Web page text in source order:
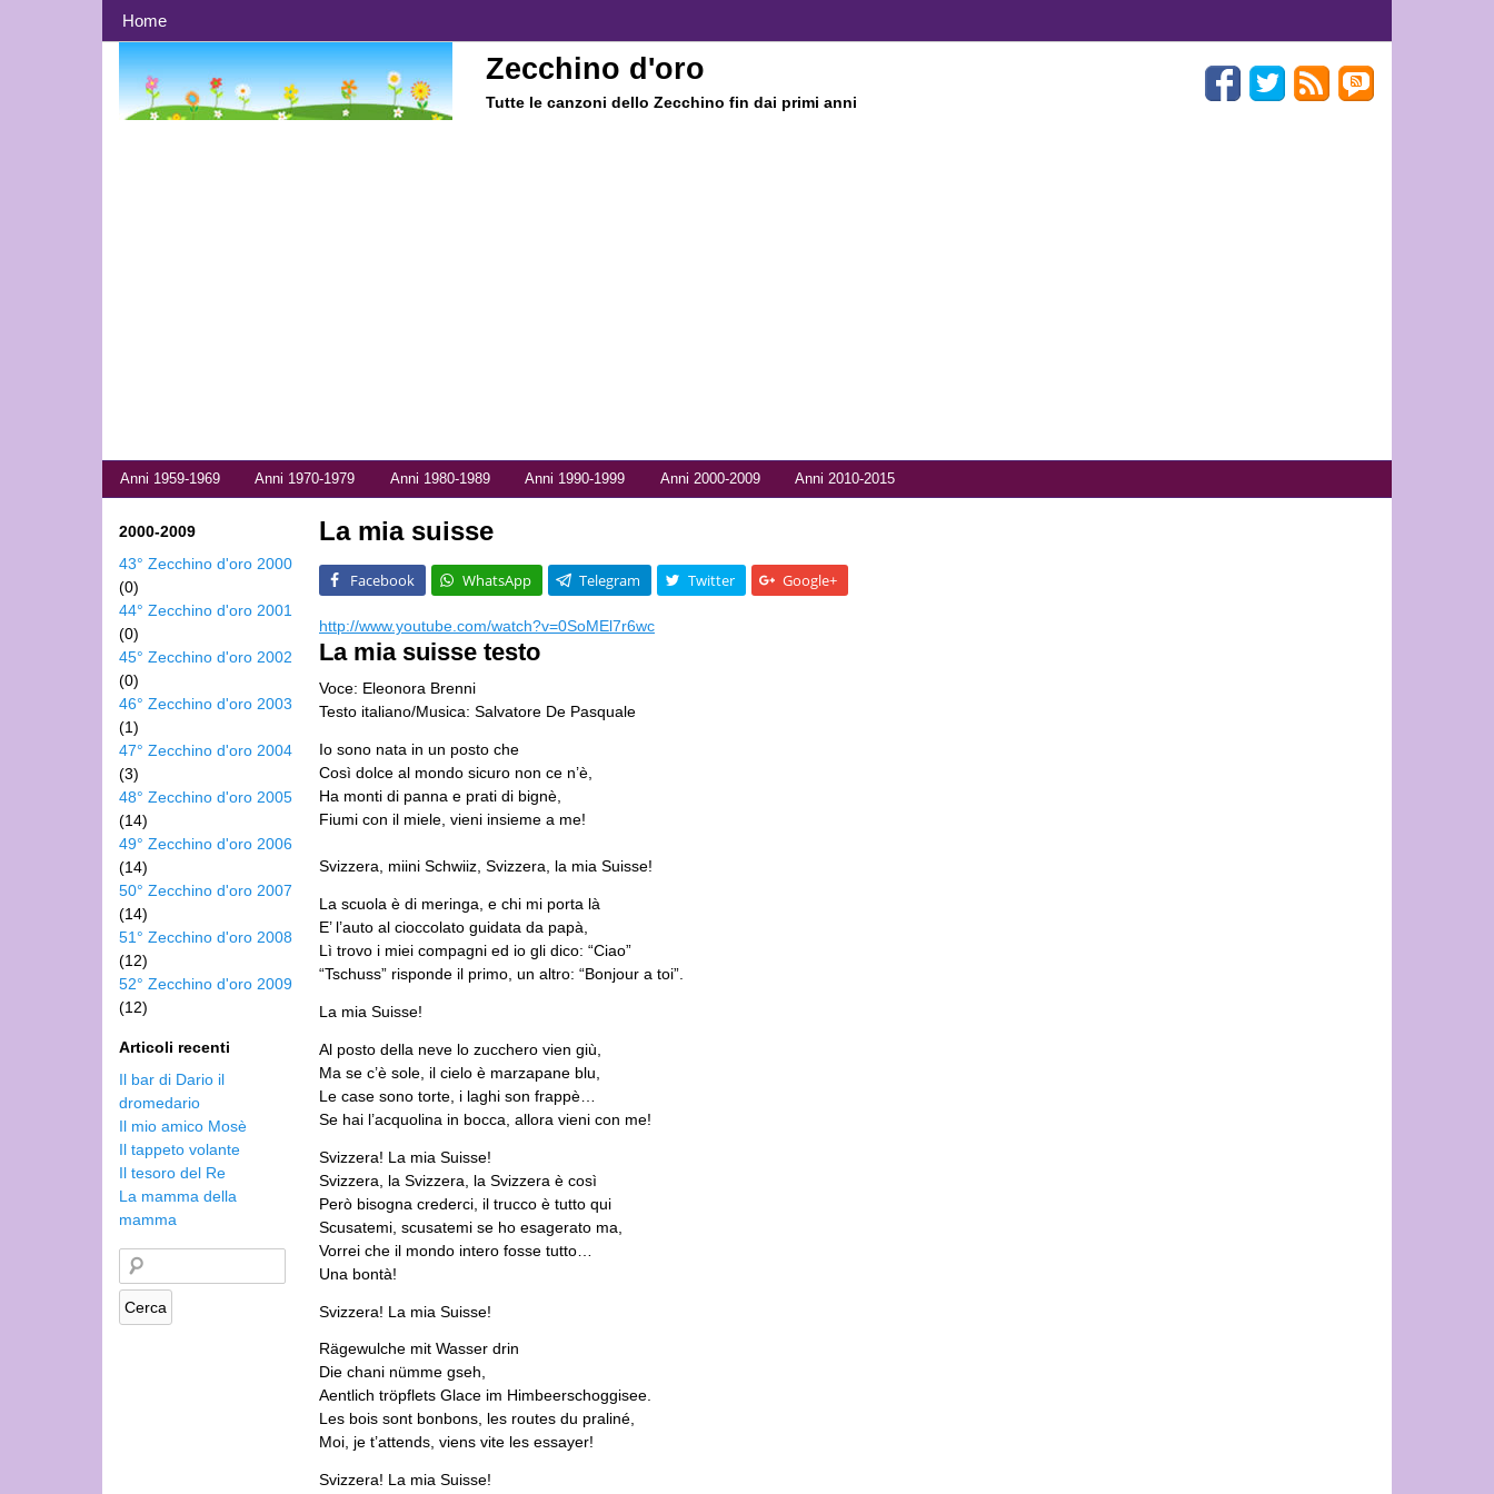
Home
Zecchino d'oro
Tutte le canzoni dello Zecchino fin dai primi anni
Menù anni
Anni 1959-1969 Anni 1970-1979 Anni 1980-1989 Anni 1990-1999 Anni 2000-2009 Anni 2010-2015
La mia suisse
Facebook WhatsApp Telegram Twitter Google+
http://www.youtube.com/watch?v=0SoMEl7r6wc
La mia suisse testo
Voce: Eleonora Brenni
Testo italiano/Musica: Salvatore De Pasquale
Io sono nata in un posto che
Così dolce al mondo sicuro non ce n’è,
Ha monti di panna e prati di bignè,
Fiumi con il miele, vieni insieme a me!
Svizzera, miini Schwiiz, Svizzera, la mia Suisse!
La scuola è di meringa, e chi mi porta là
E’ l’auto al cioccolato guidata da papà,
Lì trovo i miei compagni ed io gli dico: “Ciao”
“Tschuss” risponde il primo, un altro: “Bonjour a toi”.
La mia Suisse!
Al posto della neve lo zucchero vien giù,
Ma se c’è sole, il cielo è marzapane blu,
Le case sono torte, i laghi son frappè…
Se hai l’acquolina in bocca, allora vieni con me!
Svizzera! La mia Suisse!
Svizzera, la Svizzera, la Svizzera è così
Però bisogna crederci, il trucco è tutto qui
Scusatemi, scusatemi se ho esagerato ma,
Vorrei che il mondo intero fosse tutto…
Una bontà!
Svizzera! La mia Suisse!
Rägewulche mit Wasser drin
Die chani nümme gseh,
Aentlich tröpflets Glace im Himbeerschoggisee.
Les bois sont bonbons, les routes du praliné,
Moi, je t’attends, viens vite les essayer!
Svizzera! La mia Suisse!
2000-2009
43° Zecchino d'oro 2000
(0)
44° Zecchino d'oro 2001
(0)
45° Zecchino d'oro 2002
(0)
46° Zecchino d'oro 2003
(1)
47° Zecchino d'oro 2004
(3)
48° Zecchino d'oro 2005
(14)
49° Zecchino d'oro 2006
(14)
50° Zecchino d'oro 2007
(14)
51° Zecchino d'oro 2008
(12)
52° Zecchino d'oro 2009
(12)
Articoli recenti
Il bar di Dario il
dromedario
Il mio amico Mosè
Il tappeto volante
Il tesoro del Re
La mamma della
mamma